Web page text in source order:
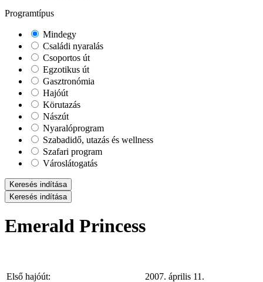
Programtípus
Mindegy
Családi nyaralás
Csoportos út
Egzotikus út
Gasztronómia
Hajóút
Körutazás
Nászút
Nyaralóprogram
Szabadidő, utazás és wellness
Szafari program
Városlátogatás
Keresés indítása
Keresés indítása
Emerald Princess
Első hajóút:
2007. április 11.